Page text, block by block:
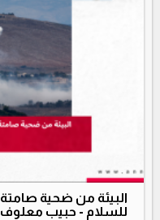
البيئة من ضحية
للسلام - حبيب معلوف